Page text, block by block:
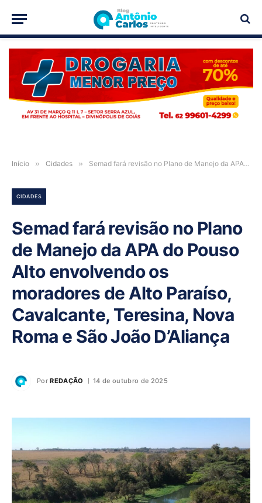
PUBLICIDADE
Início » Cidades » Semad fará revisão no Plano de Manejo da APA do Pouso Alto envolvendo os moradores de Alto Paraíso, Cavalcante, Teresina, Nova Roma e São João D’Aliança
CIDADES
Semad fará revisão no Plano
de Manejo da APA do Pouso
Alto envolvendo os
moradores de Alto Paraíso,
Cavalcante, Teresina, Nova
Roma e São João D’Aliança
Por REDAÇÃO 14 de outubro de 2025